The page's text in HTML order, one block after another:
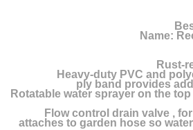
Name:
-Rotatable water sprayer on the
-Flow control drain valve ,
attaches to garden hose so